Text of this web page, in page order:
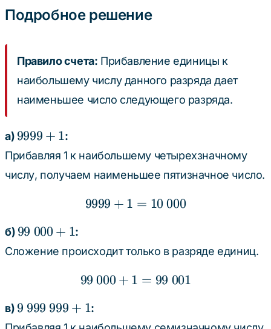
99
001
+
1
10
\
000
\
Подробное решение
Правило счета: Прибавление единицы к
наибольшему числу данного разряда дает
наименьшее число следующего разряда.
а) 9999
+ 1
9999 + 1:
Прибавляя 1 к наибольшему четырехзначному
числу, получаем наименьшее пятизначное число.
9999 + 1 = 10 \ 000
9999 + 1 = 10 000
б) 99
\
99 000 + 1:
Сложение происходит только в разряде единиц.
99 \ 000 + 1 = 99 \ 001
99 000 + 1 = 99 001
в) 9 \
999
9 999 999 + 1: